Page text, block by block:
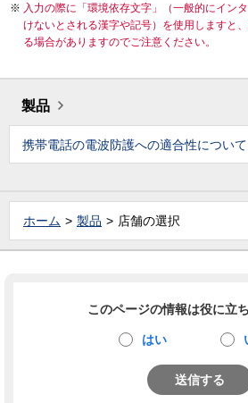
入力の際に「環境依存文字」（一般的にイン
けないとされる漢字や記号）を使用しますと
る場合がありますのでご注意ください。
製品
携帯電話の電波防護への適合性について
ホーム 製品 店舗の選択
このページの情報は役に立
はい
送信する